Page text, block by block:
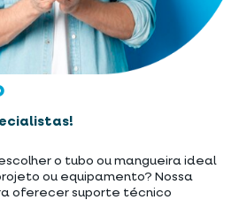
o tubo ou mangueira ideal
ou equipamento? Nossa
oferecer suporte técnico